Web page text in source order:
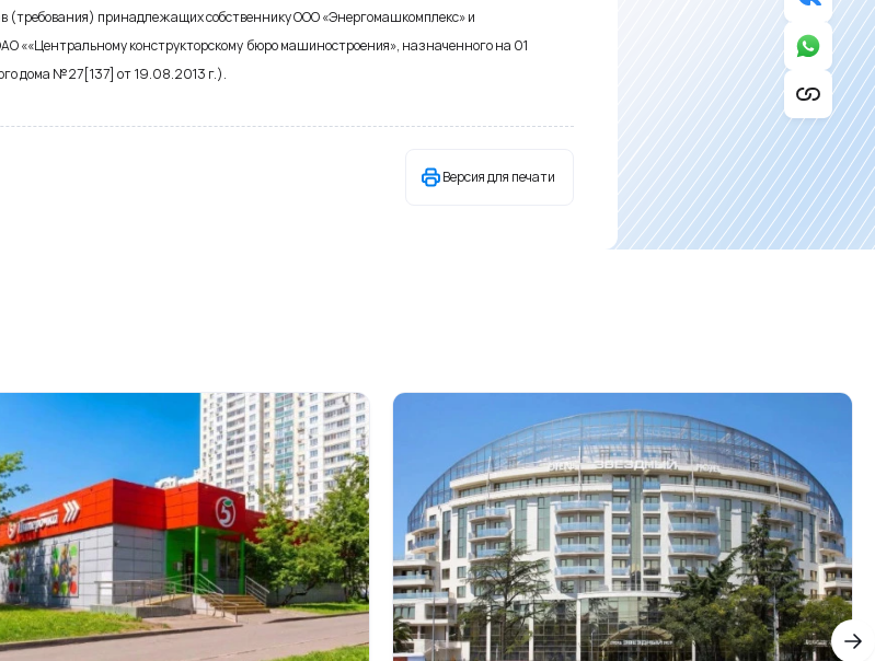
(требования) принадлежащих собственникуООО «Энергомашкомплекс» и
««Центральному конструкторскому бюро машиностроения», назначенного на 01
дома №27[137] от 19.08.2013 г.).
Версия для печати